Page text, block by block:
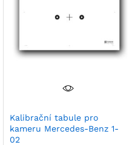
Kalibrační tabule pro
kameru Mercedes-Benz 1-
02